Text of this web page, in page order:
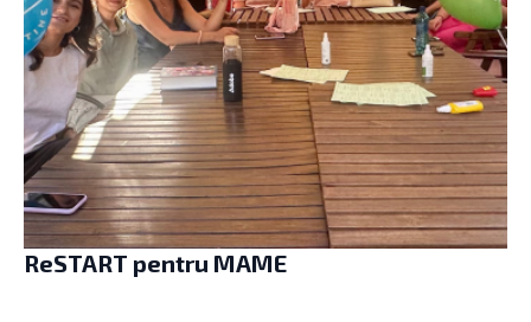
ReSTART pentru MAME